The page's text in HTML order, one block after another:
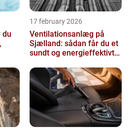
17 february 2026
Ventilationsanlæg på
Sjælland: sådan får du et
sundt og energieffektivt